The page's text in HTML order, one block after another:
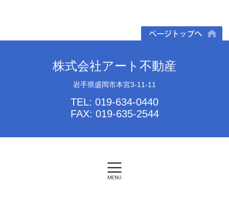
株式会社アート不動産
岩手県盛岡市本宮3-11-11
TEL: 019-634-0440
FAX: 019-635-2544